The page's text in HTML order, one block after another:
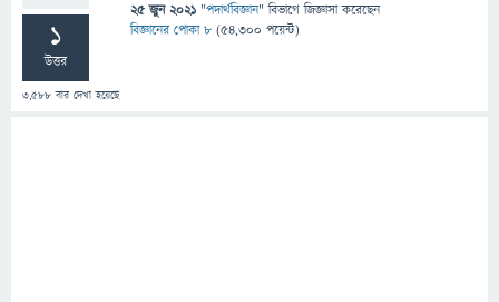
1
উত্তর
3,588 বার দেখা হয়েছে
25 জুন 2021 "পদার্থবিজ্ঞান" বিভাগে জিজ্ঞাসাকরেছেন
বিজ্ঞানের পোকা ৮ (54,300 পয়েন্ট)